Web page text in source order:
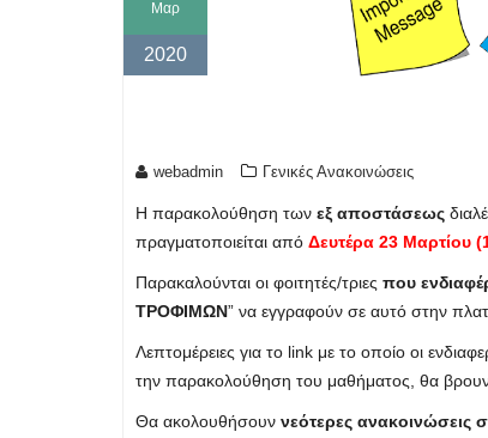
Μαρ
2020
webadmin Γενικές Ανακοινώσεις
Η παρακολούθηση των εξ αποστάσεως
πραγματοποιείται από Δευτέρα 23 Μαρτίου
Παρακαλούνται οι φοιτητές/τριες που
ΤΡΟΦΙΜΩΝ” να εγγραφούν σε αυτό στην
Λεπτομέρειες για το link με το οποίο οι
την παρακολούθηση του μαθήματος, θα
Θα ακολουθήσουν νεότερες ανακοινώσεις